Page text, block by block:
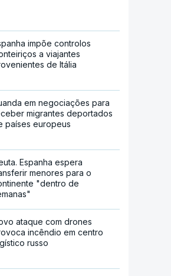
impõe controlos
a viajantes
de Itália
em negociações para
migrantes deportados
países europeus
Espanha espera
menores para o
"dentro de
ataque com drones
incêndio em centro
russo